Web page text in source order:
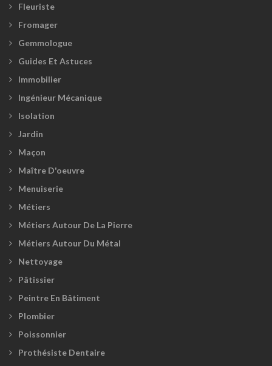
Fleuriste
Fromager
Gemmologue
Guides Et Astuces
Immobilier
Ingénieur Mécanique
Isolation
Jardin
Maçon
Maître D'oeuvre
Menuiserie
Métiers
Métiers Autour De La Pierre
Métiers Autour Du Métal
Nettoyage
Pâtissier
Peintre En Bâtiment
Plombier
Poissonnier
Prothésiste Dentaire